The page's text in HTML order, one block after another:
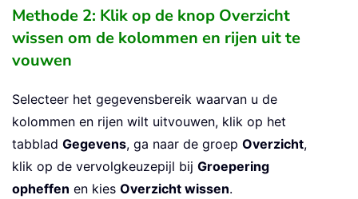
Methode 2: Klik op de knop Overzicht
wissen om de kolommen en rijen uit te
vouwen
Selecteer het gegevensbereik waarvan u de
kolommen en rijen wilt uitvouwen, klik op het
tabblad Gegevens, ga naar de groep Overzicht,
klik op de vervolgkeuzepijl bij Groepering
opheffen en kies Overzicht wissen.